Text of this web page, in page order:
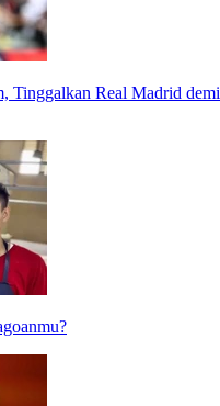
Tinggalkan Real Madrid demi